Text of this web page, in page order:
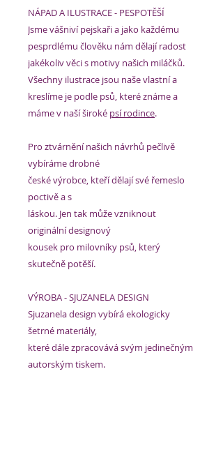
NÁPAD A ILUSTRACE - PESPOTĚŠÍ
Jsme vášniví pejskaři a jako každému
pesprdlému člověku nám dělají radost
jakékoliv věci s motivy našich miláčků.
Všechny ilustrace jsou naše vlastní a
kreslíme je podle psů, které známe a
máme v naší široké psí rodince.
Pro ztvárnění našich návrhů pečlivě
vybíráme drobné
české výrobce, kteří dělají své řemeslo
poctivě a s
láskou. Jen tak může vzniknout
originální designový
kousek pro milovníky psů, který
skutečně potěší.
VÝROBA - SJUZANELA DESIGN
Sjuzanela design vybírá ekologicky
šetrné materiály,
které dále zpracovává svým jedinečným
autorským tiskem.